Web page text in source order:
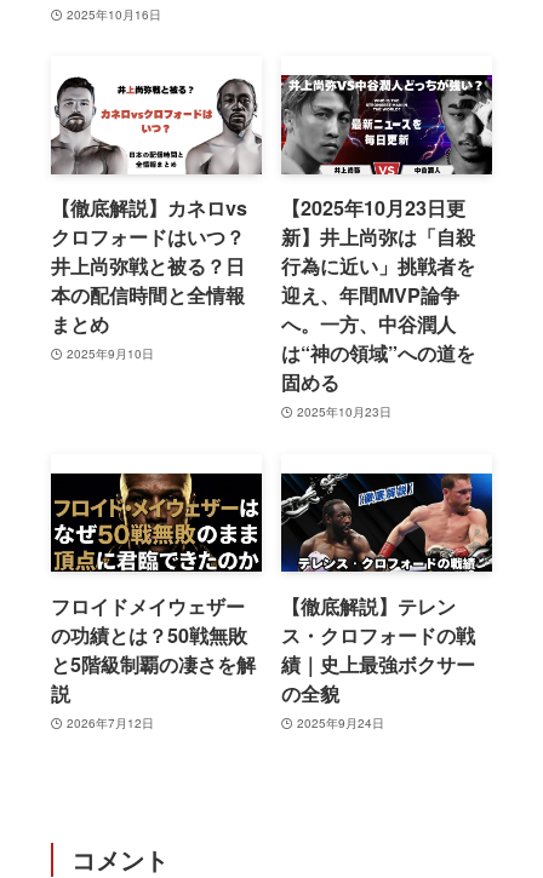
2025年10月16日
【徹底解説】カネロvs
クロフォードはいつ？
井上尚弥戦と被る？日
本の配信時間と全情報
まとめ
2025年9月10日
【2025年10月23日更
新】井上尚弥は「自殺
行為に近い」挑戦者を
迎え、年間MVP論争
へ。一方、中谷潤人
は“神の領域”への道を
固める
2025年10月23日
フロイドメイウェザー
の功績とは？50戦無敗
と5階級制覇の凄さを解
説
2026年7月12日
【徹底解説】テレン
ス・クロフォードの戦
績｜史上最強ボクサー
の全貌
2025年9月24日
コメント